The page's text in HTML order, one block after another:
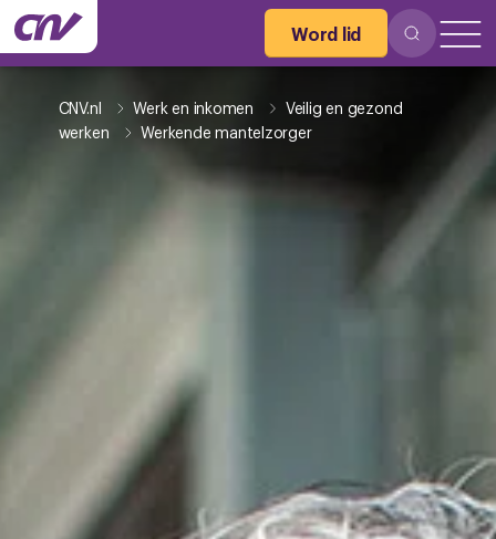
Word lid
CNV.nl Werk en inkomen
Veilig en gezond
werken
Werkende mantelzorger